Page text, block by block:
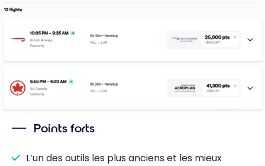
Points forts
L’un des outils les plus anciens et les mieux